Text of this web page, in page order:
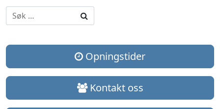
Søk etter:
Søk
Opningstider
Kontakt oss